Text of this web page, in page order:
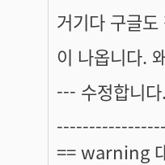
거기다 구글
이 나옵니다.
--- 수정합니
== warning